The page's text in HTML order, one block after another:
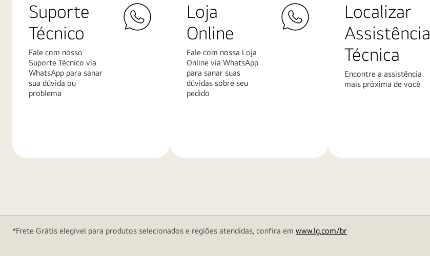
Suporte
Técnico
Fale com nosso
Suporte Técnico via
WhatsApp para sanar
sua dúvida ou
problema
Loja
Online
Fale com nossa Loja
Online via WhatsApp
para sanar suas
dúvidas sobre seu
pedido
Localizar
Assistência
Técnica
Encontre a assistência
mais próxima de você
*Frete Grátis elegível para produtos selecionados e regiões atendidas, confira em www.lg.com/br